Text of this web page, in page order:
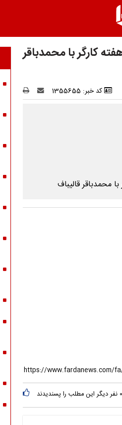
کارگر با محمدباقر
کد خبر: 1355655
۰ نفر دیگر این مطلب را پسندیدند